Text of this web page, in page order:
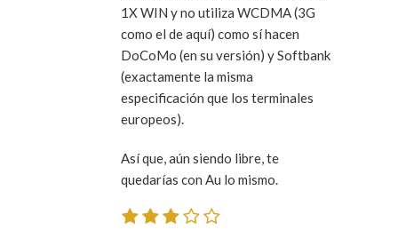
1X WIN y no utiliza WCDMA (3G
como el de aquí) como sí hacen
DoCoMo (en su versión) y Softbank
(exactamente la misma
especificación que los terminales
europeos).
Así que, aún siendo libre, te
quedarías con Au lo mismo.